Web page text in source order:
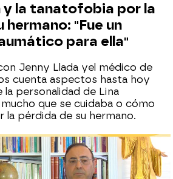
y la tanatofobia por la
hermano: "Fue un
para ella"
Jenny Llada yel médico de
cuenta aspectos hasta hoy
personalidad de Lina
que se cuidaba o cómo
la pérdida de su hermano.